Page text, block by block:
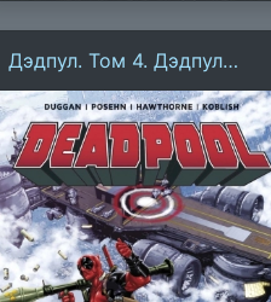
Дэдпул. Том 4. Дэдпул
против З.А.Щ.И.Т.Ы